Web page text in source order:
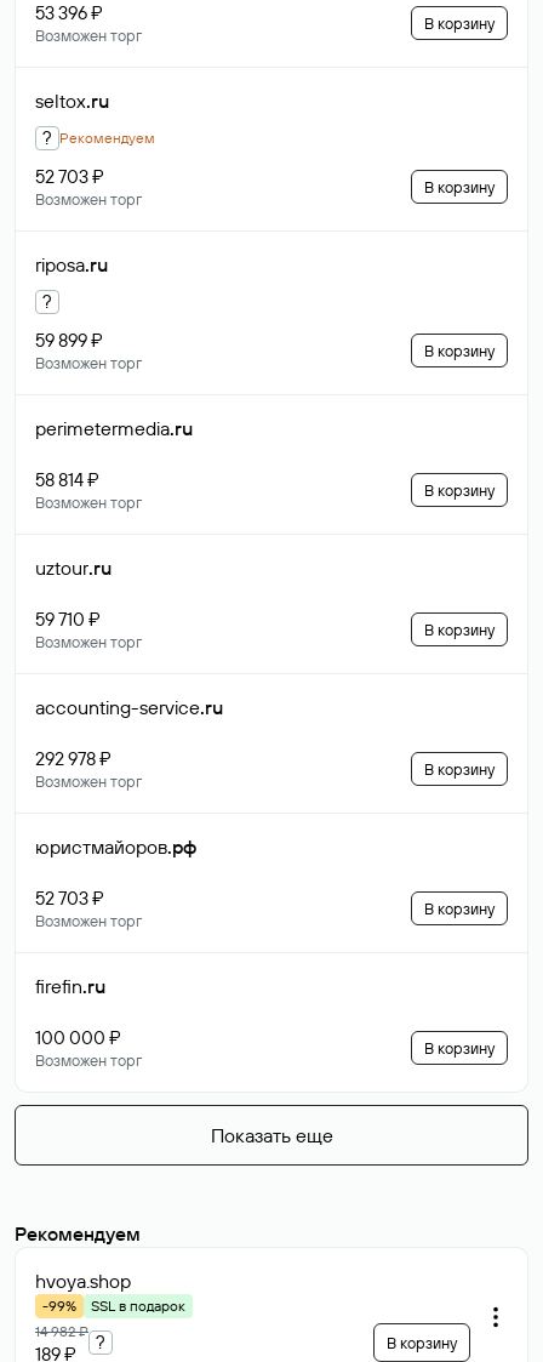
53 396 ₽
Возможен торг
В корзину
seltox.ru
? Рекомендуем
52 703 ₽
Возможен торг
В корзину
riposa.ru
?
59 899 ₽
Возможен торг
В корзину
perimetermedia.ru
58 814 ₽
Возможен торг
В корзину
uztour.ru
59 710 ₽
Возможен торг
В корзину
accounting-service.ru
292 978 ₽
Возможен торг
В корзину
юристмайоров.рф
52 703 ₽
Возможен торг
В корзину
firefin.ru
100 000 ₽
Возможен торг
В корзину
Показать еще
Рекомендуем
hvoya.shop
-99%
SSL в подарок
14 982 ₽
189 ₽
? В корзину